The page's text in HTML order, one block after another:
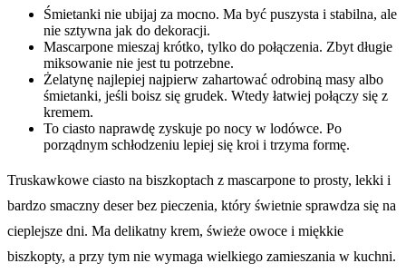
Śmietanki nie ubijaj za mocno. Ma być puszysta i stabilna, ale
nie sztywna jak do dekoracji.
Mascarpone mieszaj krótko, tylko do połączenia. Zbyt długie
miksowanie nie jest tu potrzebne.
Żelatynę najlepiej najpierw zahartować odrobiną masy albo
śmietanki, jeśli boisz się grudek. Wtedy łatwiej połączy się z
kremem.
To ciasto naprawdę zyskuje po nocy w lodówce. Po
porządnym schłodzeniu lepiej się kroi i trzyma formę.
Truskawkowe ciasto na biszkoptach z mascarpone to prosty, lekki i
bardzo smaczny deser bez pieczenia, który świetnie sprawdza się na
cieplejsze dni. Ma delikatny krem, świeże owoce i miękkie
biszkopty, a przy tym nie wymaga wielkiego zamieszania w kuchni.